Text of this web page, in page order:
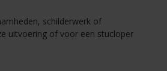
schilderwerk of
uitvoering of voor een stucloper